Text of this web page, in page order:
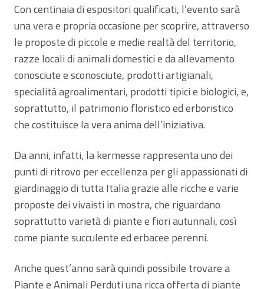
Con centinaia di espositori qualificati, l’evento sarà
una vera e propria occasione per scoprire, attraverso
le proposte di piccole e medie realtà del territorio,
razze locali di animali domestici e da allevamento
conosciute e sconosciute, prodotti artigianali,
specialità agroalimentari, prodotti tipici e biologici, e,
soprattutto, il patrimonio floristico ed erboristico
che costituisce la vera anima dell’iniziativa.
Da anni, infatti, la kermesse rappresenta uno dei
punti di ritrovo per eccellenza per gli appassionati di
giardinaggio di tutta Italia grazie alle ricche e varie
proposte dei vivaisti in mostra, che riguardano
soprattutto varietà di piante e fiori autunnali, così
come piante succulente ed erbacee perenni.
Anche quest’anno sarà quindi possibile trovare a
Piante e Animali Perduti una ricca offerta di piante